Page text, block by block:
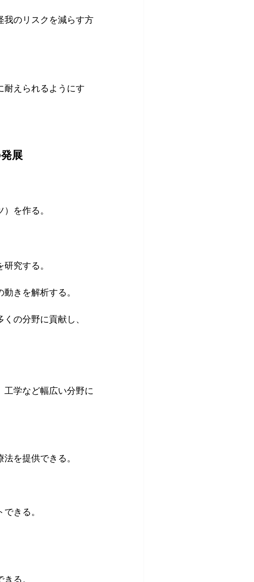
我のリスクを減らす方
耐えられるようにす
展
を作る。
究する。
きを解析する。
くの分野に貢献し、
工学など幅広い分野に
を提供できる。
きる。
る。